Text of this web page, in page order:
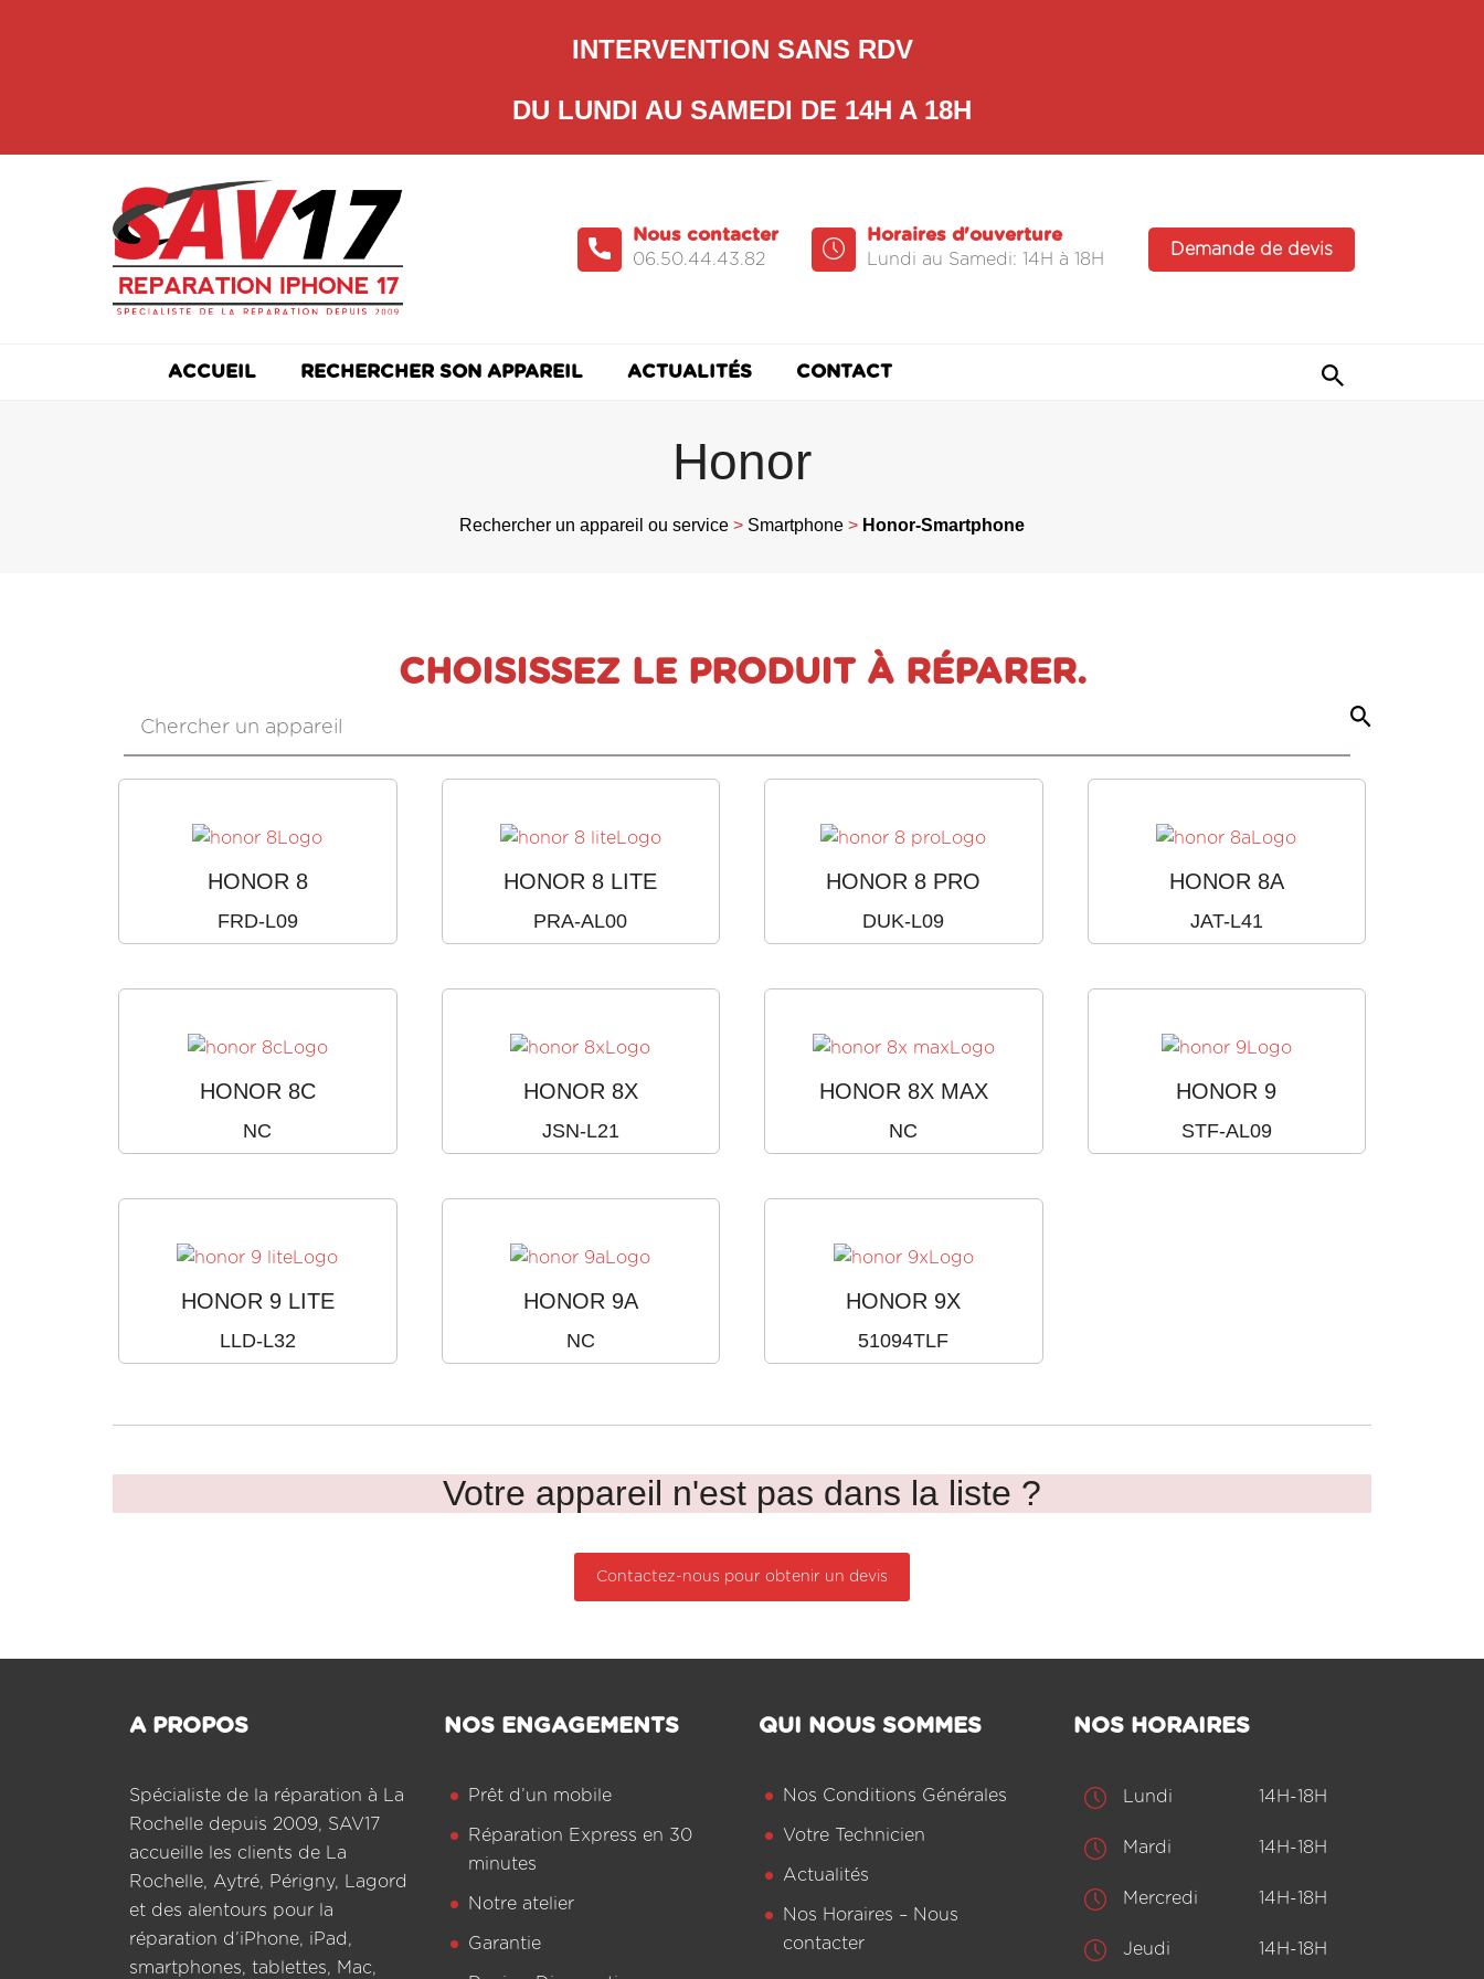
INTERVENTION SANS RDV
DU LUNDI AU SAMEDI DE 14H A 18H
Demande de devis
Horaires d'ouverture
Lundi au Samedi: 14H à 18H
Nous contacter
06.50.44.43.82
ACCUEIL RECHERCHER SON APPAREIL ACTUALITÉS CONTACT
Honor
Rechercher un appareil ou service > Smartphone > Honor-Smartphone
CHOISISSEZ LE PRODUIT À RÉPARER.
HONOR 8
FRD-L09
HONOR 8 LITE
PRA-AL00
HONOR 8 PRO
DUK-L09
HONOR 8A
JAT-L41
HONOR 8C
NC
HONOR 8X
JSN-L21
HONOR 8X MAX
NC
HONOR 9
STF-AL09
HONOR 9 LITE
LLD-L32
HONOR 9A
NC
HONOR 9X
51094TLF
Votre appareil n'est pas dans la liste ?
Contactez-nous pour obtenir un devis
A PROPOS
Spécialiste de la réparation à La
Rochelle depuis 2009, SAV17
accueille les clients de La
Rochelle, Aytré, Périgny, Lagord
et des alentours pour la
réparation d’iPhone, iPad,
smartphones, tablettes, Mac,
NOS ENGAGEMENTS
Prêt d’un mobile
Réparation Express en 30
minutes
Notre atelier
Garantie
QUI NOUS SOMMES
Nos Conditions Générales
Votre Technicien
Actualités
Nos Horaires – Nous
contacter
NOS HORAIRES
Lundi 14H-18H
Mardi 14H-18H
Mercredi 14H-18H
Jeudi 14H-18H